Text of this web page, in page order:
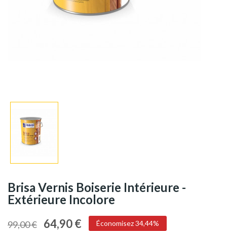
Brisa Vernis Boiserie Intérieure -
Extérieure Incolore
99,00 € 64,90 € Économisez 34,44%